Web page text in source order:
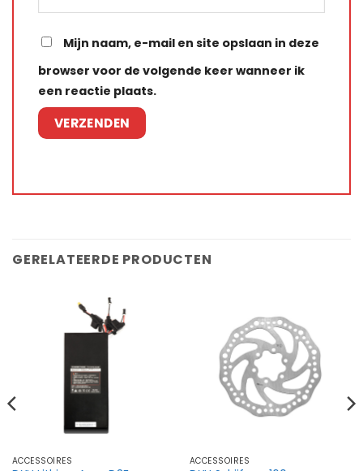
Mijn naam, e-mail en site opslaan in deze
browser voor de volgende keer wanneer ik
een reactie plaats.
GERELATEERDE PRODUCTEN
ACCESSOIRES ACCESSOIRES